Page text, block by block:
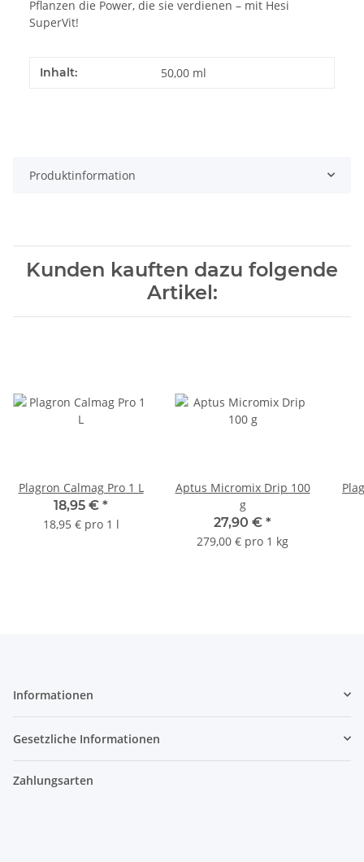
Pflanzen die Power, die sie verdienen – mit Hesi
SuperVit!
Inhalt: 50,00 ml
Produktinformation
Kunden kauften dazu folgende
Artikel:
Plagron Calmag Pro 1 L
18,95 € *
18,95 € pro 1 l
Aptus Micromix Drip 100
g
27,90 € *
279,00 € pro 1 kg
Informationen
Gesetzliche Informationen
Zahlungsarten